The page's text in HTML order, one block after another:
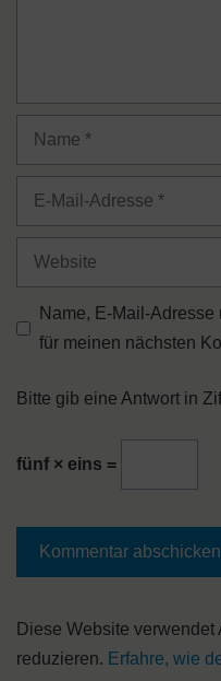
Name
Website
Name, E-Mail-
für meinen nächsten
Bitte gib eine Antwort in
fünf × eins =
A
l
Diese Website verwendet
reduzieren. Erfahre, wie